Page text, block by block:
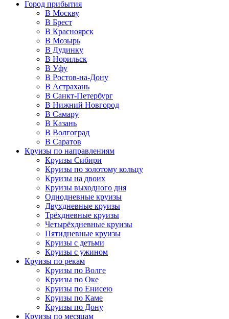
Город прибытия
В Москву
В Брест
В Красноярск
В Мозырь
В Дудинку
В Норильск
В Уфу
В Ростов-на-Дону
В Астрахань
В Санкт-Петербург
В Нижний Новгород
В Самару
В Казань
В Волгоград
В Саратов
Круизы по направлениям
Круизы Сибири
Круизы по золотому кольцу
Круизы на двоих
Круизы выходного дня
Однодневные круизы
Двухдневные круизы
Трёхдневные круизы
Четырёхдневные круизы
Пятидневные круизы
Круизы с детьми
Круизы с ужином
Круизы по рекам
Круизы по Волге
Круизы по Оке
Круизы по Енисею
Круизы по Каме
Круизы по Дону
Круизы по месяцам